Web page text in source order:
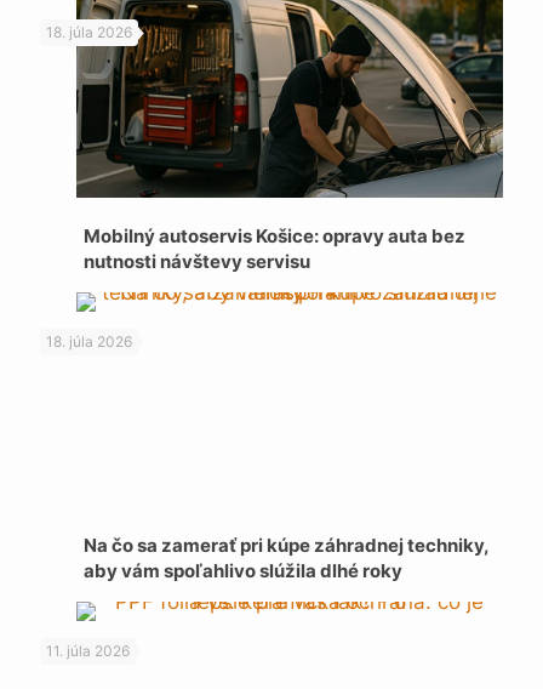
18. júla 2026
Mobilný autoservis Košice: opravy auta bez
nutnosti návštevy servisu
18. júla 2026
Na čo sa zamerať pri kúpe záhradnej techniky,
aby vám spoľahlivo slúžila dlhé roky
11. júla 2026